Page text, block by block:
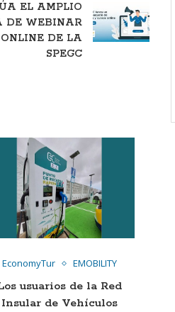
EL AMPLIO
DE WEBINAR
ONLINE DE LA
SPEGC
EconomyTur EMOBILITY
usuarios de la Red
Insular de Vehículos